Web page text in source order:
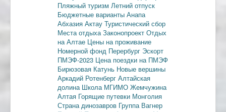
Пляжный туризм Летний отпуск
Бюджетные варианты Анапа
Абхазия Актау Туристический сбор
Места отдыха Законопроект Отдых
на Алтае Цены на проживание
Номерной фонд Перербург Эскорт
ПМЭФ-2023 Цена поездки на ПМЭФ
Бирюзовая Катунь Новые вершины
Аркадий Ротенберг Алтайская
долина Школа МГИМО Жемчужина
Алтая Горящие путевки Монголия
Страна динозавров Группа Вагнер